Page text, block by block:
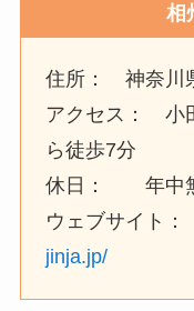
相
住所： 神奈川
アクセス： 小
ら徒歩7分
休日： 年中
ウェブサイト：
jinja.jp/